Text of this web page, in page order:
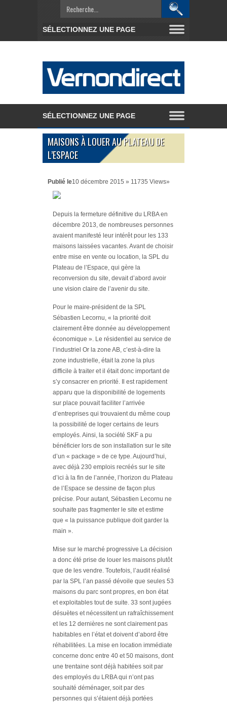
MAISONS À LOUER AU PLATEAU DE
L’ESPACE
Publié le10 décembre 2015 » 11735 Views»
Depuis la fermeture définitive du LRBA en
décembre 2013, de nombreuses personnes
avaient manifesté leur intérêt pour les 133
maisons laissées vacantes. Avant de choisir
entre mise en vente ou location, la SPL du
Plateau de l’Espace, qui gère la
reconversion du site, devait d’abord avoir
une vision claire de l’avenir du site.
Pour le maire-président de la SPL
Sébastien Lecornu, « la priorité doit
clairement être donnée au développement
économique ». Le résidentiel au service de
l’industriel Or la zone AB, c’est-à-dire la
zone industrielle, était la zone la plus
difficile à traiter et il était donc important de
s’y consacrer en priorité. Il est rapidement
apparu que la disponibilité de logements
sur place pouvait faciliter l’arrivée
d’entreprises qui trouvaient du même coup
la possibilité de loger certains de leurs
employés. Ainsi, la société SKF a pu
bénéficier lors de son installation sur le site
d’un « package » de ce type. Aujourd’hui,
avec déjà 230 emplois recréés sur le site
d’ici à la fin de l’année, l’horizon du Plateau
de l’Espace se dessine de façon plus
précise. Pour autant, Sébastien Lecornu ne
souhaite pas fragmenter le site et estime
que « la puissance publique doit garder la
main ».
Mise sur le marché progressive La décision
a donc été prise de louer les maisons plutôt
que de les vendre. Toutefois, l’audit réalisé
par la SPL l’an passé dévoile que seules 53
maisons du parc sont propres, en bon état
et exploitables tout de suite. 33 sont jugées
désuètes et nécessitent un rafraîchissement
et les 12 dernières ne sont clairement pas
habitables en l’état et doivent d’abord être
réhabilitées. La mise en location immédiate
concerne donc entre 40 et 50 maisons, dont
une trentaine sont déjà habitées soit par
des employés du LRBA qui n’ont pas
souhaité déménager, soit par des
personnes qui s’étaient déjà portées